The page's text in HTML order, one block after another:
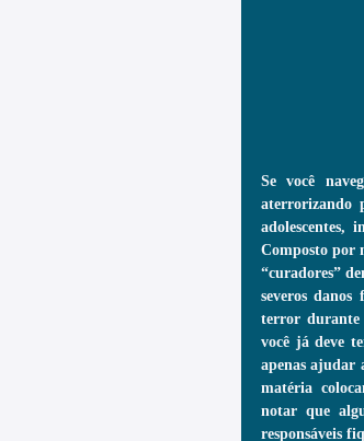
Se você
aterrorizando
adolescentes,
Composto por
“curadores”
severos
terror durante
você já deve
apenas ajudar
matéria
notar que
responsáveis